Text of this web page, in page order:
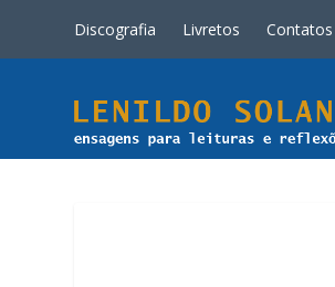
Discografia Livretos Contatos